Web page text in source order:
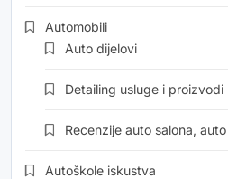
Automobili
Auto dijelovi
Detailing usluge i proizvodi
Recenzije auto salona,
Autoškole iskustva